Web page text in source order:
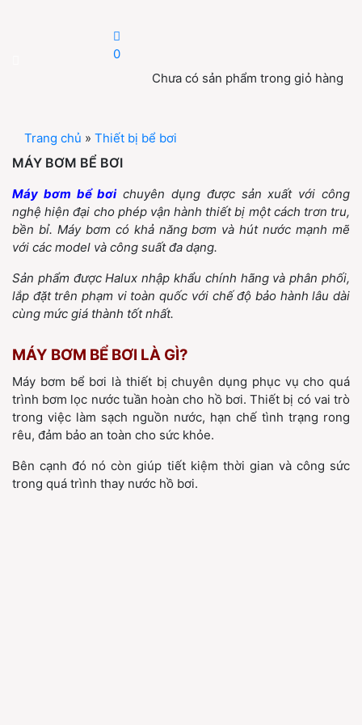
0
Chưa có sản phẩm trong giỏ hàng
Trang chủ » Thiết bị bể bơi
MÁY BƠM BỂ BƠI
Máy bơm bể bơichuyên dụng được sản xuất với công
nghệ hiện đại cho phép vận hành thiết bị một cách trơn tru,
bền bỉ. Máy bơm có khả năng bơm và hút nước mạnh mẽ
với các model và công suất đa dạng.
Sản phẩm được Halux nhập khẩu chính hãng và phân phối,
lắp đặt trên phạm vi toàn quốc với chế độ bảo hành lâu dài
cùng mức giá thành tốt nhất.
MÁY BƠM BỂ BƠI LÀ GÌ?
Máy bơm bể bơi là thiết bị chuyên dụng phục vụ cho quá
trình bơm lọc nước tuần hoàn cho hồ bơi. Thiết bị có vai trò
trong việc làm sạch nguồn nước, hạn chế tình trạng rong
rêu, đảm bảo an toàn cho sức khỏe.
Bên cạnh đó nó còn giúp tiết kiệm thời gian và công sức
trong quá trình thay nước hồ bơi.